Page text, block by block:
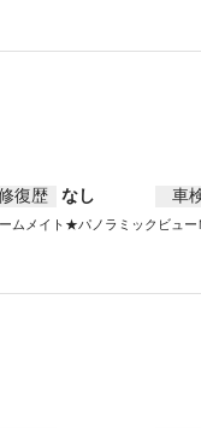
復歴 なし 車
イト★パノラミックビュー